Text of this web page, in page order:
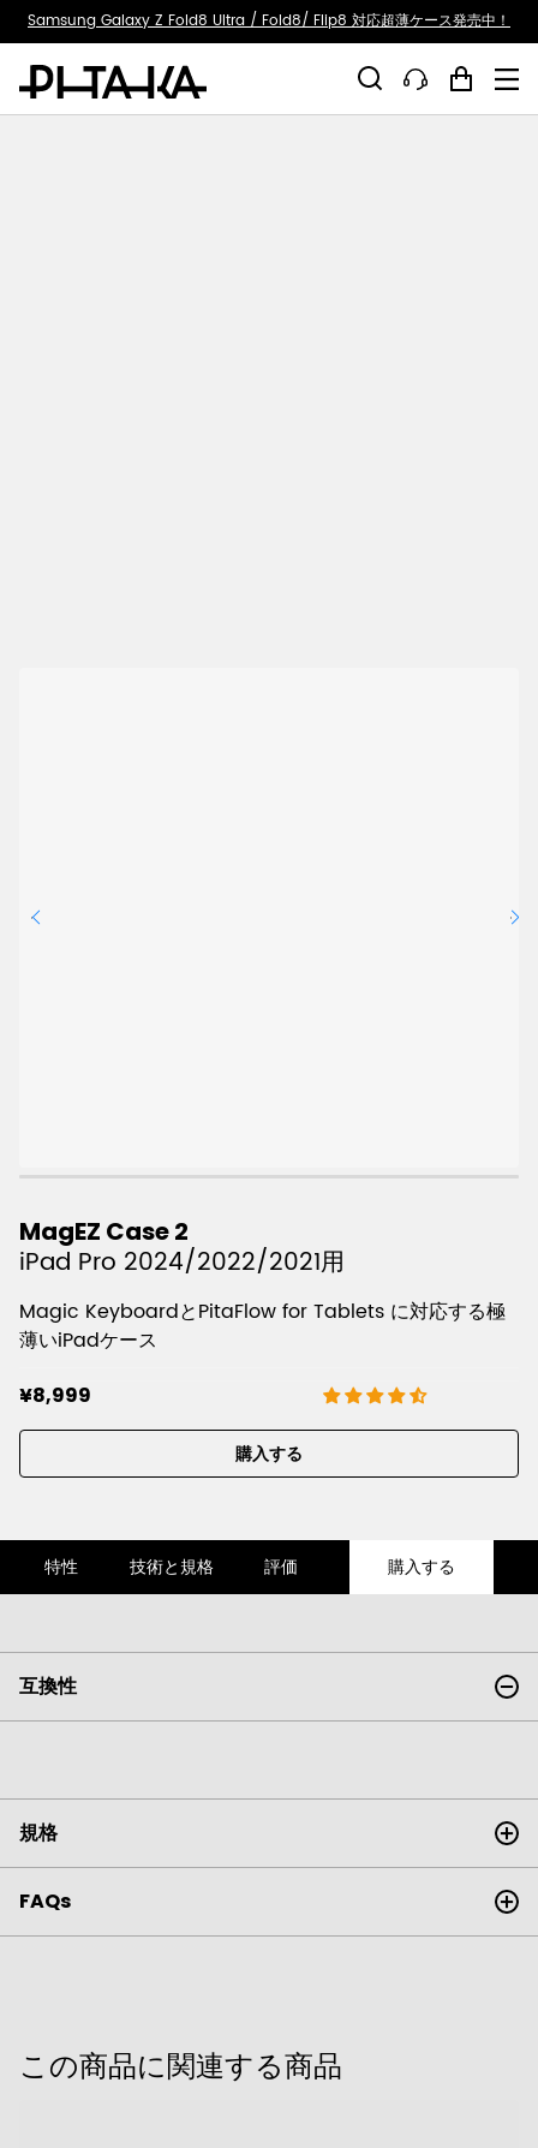
Samsung Galaxy Z Fold8 Ultra / Fold8/ Flip8 対応超薄ケース発売中！
MagEZ Case 2
iPad Pro 2024/2022/2021用
Magic KeyboardとPitaFlow for Tablets に対応する極
薄いiPadケース
¥8,999
購入する
特性 技術と規格 評価 購入する
互換性
規格
FAQs
この商品に関連する商品